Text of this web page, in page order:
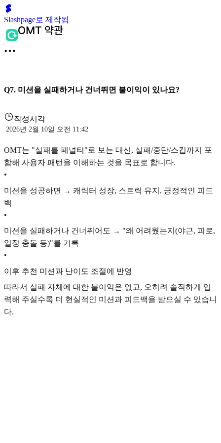
Slashpage로 제작됨
Q7. 미션을 실패하거나 건너뛰면 불이익이 있나요?
작성시각
2026년 2월 10일 오전 11:42
OMT는 "실패를 페널티"로 보는 대신, 실패/중단/스킵까지 포
함해 사용자 패턴을 이해하는 것을 목표로 합니다.
•
미션을 성공하면 → 캐릭터 성장, 스트릭 유지, 긍정적인 피드
백
•
미션을 실패하거나 건너뛰어도 → "왜 어려웠는지(야근, 피로,
일정 충돌 등)"를 기록
•
이후 추천 미션과 난이도 조절에 반영
따라서 실패 자체에 대한 불이익은 없고, 오히려 솔직하게 입
력해 주실수록 더 현실적인 미션과 피드백을 받으실 수 있습니
다.